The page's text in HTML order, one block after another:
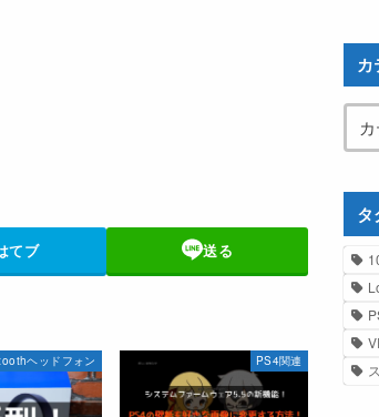
てブ 送る
ヘッドフォン PS4関連
カ
タ